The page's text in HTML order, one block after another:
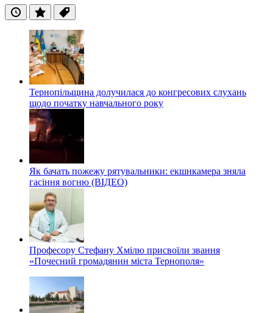
ОстанніПопулярні
Теги
Тернопільщина долучилася до конгресових слухань
щодо початку навчального року
Як бачать пожежу рятувальники: екшнкамера зняла
гасіння вогню (ВІДЕО)
Професору Стефану Хмілю присвоїли звання
«Почесний громадянин міста Тернополя»